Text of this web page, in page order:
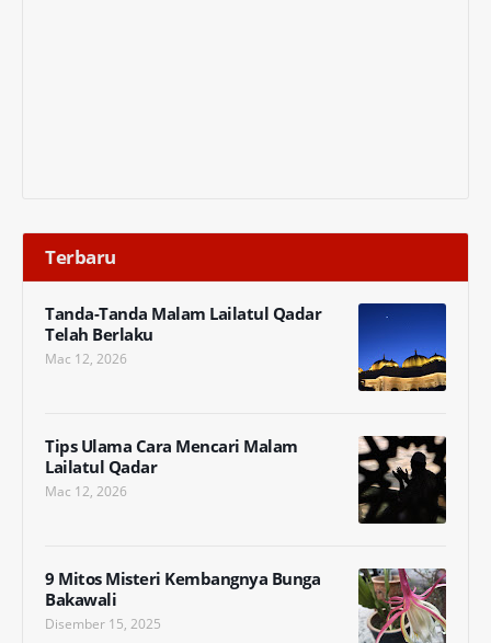
Terbaru
Tanda-Tanda Malam Lailatul Qadar
Telah Berlaku
Mac 12, 2026
Tips Ulama Cara Mencari Malam
Lailatul Qadar
Mac 12, 2026
9 Mitos Misteri Kembangnya Bunga
Bakawali
Disember 15, 2025